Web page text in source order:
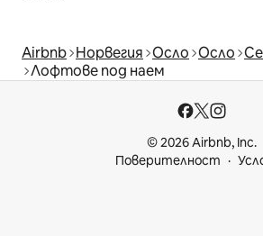
Airbnb Норвегия Осло Осло
Лофтове под наем
© 2026 Airbnb, Inc.
Поверителност